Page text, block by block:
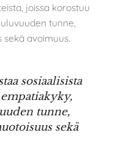
joissa korostuu
tunne,
avoimuus.
sosiaalisista
tunne,
sekä